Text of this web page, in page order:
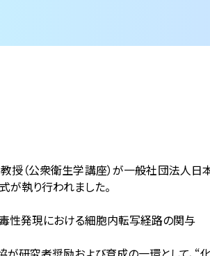
授（公衆衛生学講座）が一般社団法人
執り行われました。
性発現における細胞内転写経路の関与